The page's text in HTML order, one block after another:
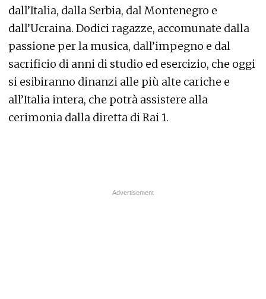
dall’Italia, dalla Serbia, dal Montenegro e
dall’Ucraina. Dodici ragazze, accomunate dalla
passione per la musica, dall’impegno e dal
sacrificio di anni di studio ed esercizio, che oggi
si esibiranno dinanzi alle più alte cariche e
all’Italia intera, che potrà assistere alla
cerimonia dalla diretta di Rai 1.